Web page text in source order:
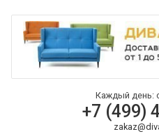
Оплата и
Каждый день:
+7 (499)